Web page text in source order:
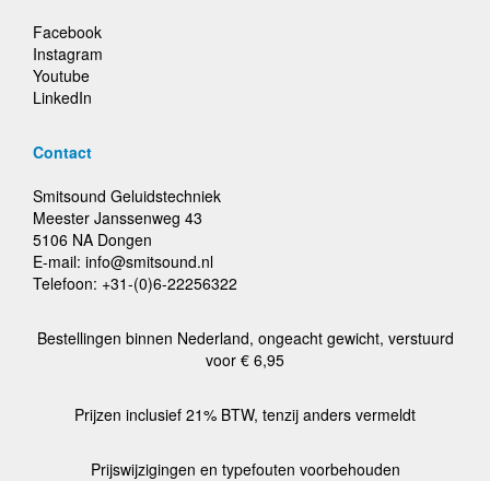
Facebook
Instagram
Youtube
LinkedIn
Contact
Smitsound Geluidstechniek
Meester Janssenweg 43
5106 NA Dongen
E-mail: info@smitsound.nl
Telefoon: +31-(0)6-22256322
Bestellingen binnen Nederland, ongeacht gewicht, verstuurd
voor € 6,95
Prijzen inclusief 21% BTW, tenzij anders vermeldt
Prijswijzigingen en typefouten voorbehouden